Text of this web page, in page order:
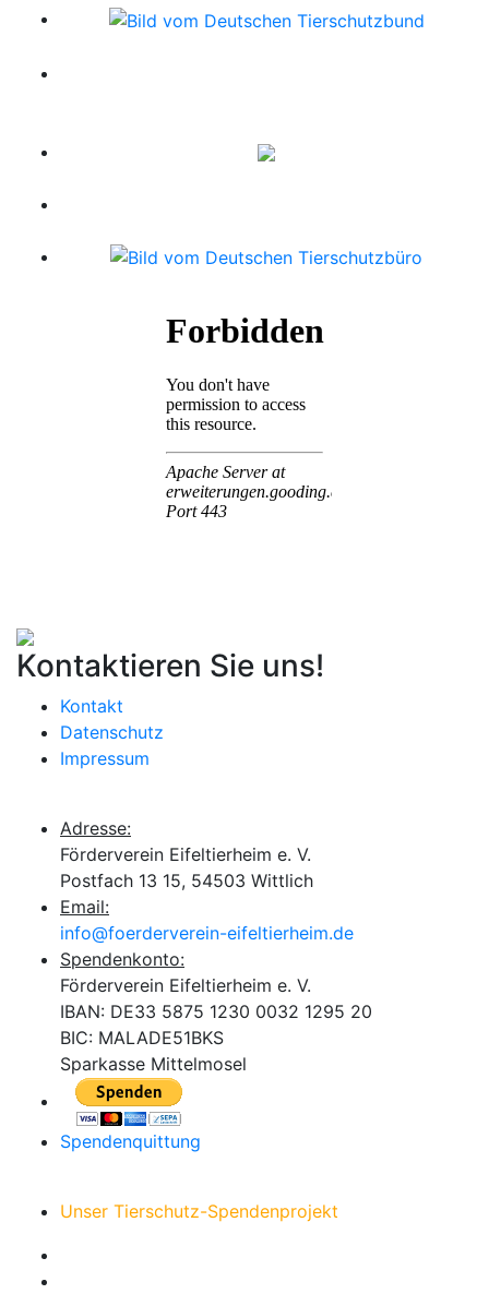
Kontaktieren Sie uns!
Kontakt
Datenschutz
Impressum
Adresse:
Förderverein Eifeltierheim e. V.
Postfach 13 15, 54503 Wittlich
Email:
info@foerderverein-eifeltierheim.de
Spendenkonto:
Förderverein Eifeltierheim e. V.
IBAN: DE33 5875 1230 0032 1295 20
BIC: MALADE51BKS
Sparkasse Mittelmosel
Spendenquittung
Unser Tierschutz-Spendenprojekt